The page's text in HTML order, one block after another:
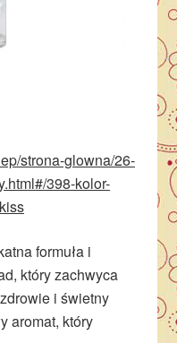
strona-glowna/26-
398-kolor-
formuła i
który zachwyca
i świetny
aromat, który